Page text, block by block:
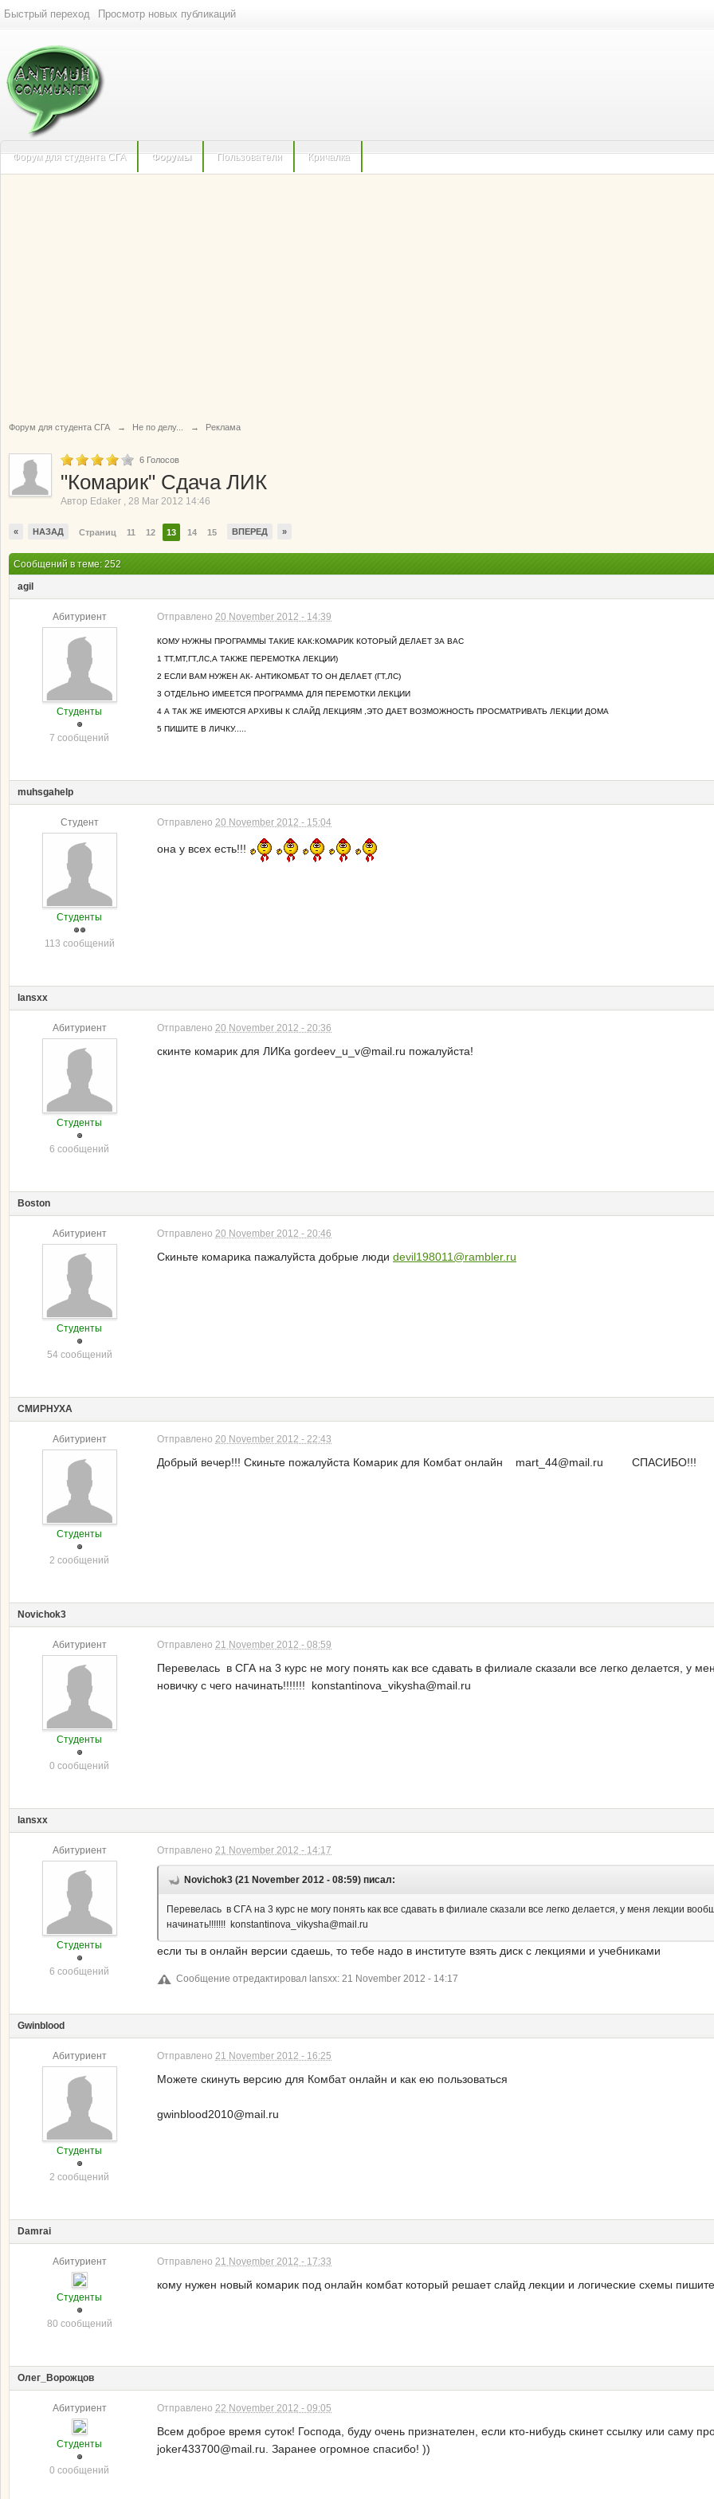
Быстрый переход Просмотр новых публикаций
Форум для студента СГА Форумы Пользователи Кричалка
Форум для студента СГА → Не по делу... → Реклама
6 Голосов
"Комарик" Сдача ЛИК
Автор Edaker , 28 Mar 2012 14:46
« НАЗАД Страниц 11 12 13 14 15 ВПЕРЕД »
Сообщений в теме: 252
agil
Абитуриент
Студенты
7 сообщений
Отправлено 20 November 2012 - 14:39
КОМУ НУЖНЫ ПРОГРАММЫ ТАКИЕ КАК:КОМАРИК КОТОРЫЙ ДЕЛАЕТ ЗА ВАС
1 ТТ,МТ,ГТ,ЛС,А ТАКЖЕ ПЕРЕМОТКА ЛЕКЦИИ)
2 ЕСЛИ ВАМ НУЖЕН АК- АНТИКОМБАТ ТО ОН ДЕЛАЕТ (ГТ,ЛС)
3 ОТДЕЛЬНО ИМЕЕТСЯ ПРОГРАММА ДЛЯ ПЕРЕМОТКИ ЛЕКЦИИ
4 А ТАК ЖЕ ИМЕЮТСЯ АРХИВЫ К СЛАЙД ЛЕКЦИЯМ ,ЭТО ДАЕТ ВОЗМОЖНОСТЬ ПРОСМАТРИВАТЬ ЛЕКЦИИ ДОМА
5 ПИШИТЕ В ЛИЧКУ.....
muhsgahelp
Студент
Студенты
113 сообщений
Отправлено 20 November 2012 - 15:04
она у всех есть!!!
lansxx
Абитуриент
Студенты
6 сообщений
Отправлено 20 November 2012 - 20:36
скинте комарик для ЛИКа gordeev_u_v@mail.ru пожалуйста!
Boston
Абитуриент
Студенты
54 сообщений
Отправлено 20 November 2012 - 20:46
Скиньте комарика пажалуйста добрые люди devil198011@rambler.ru
СМИРНУХА
Абитуриент
Студенты
2 сообщений
Отправлено 20 November 2012 - 22:43
Добрый вечер!!! Скиньте пожалуйста Комарик для Комбат онлайн mart_44@mail.ru СПАСИБО!!!
Novichok3
Абитуриент
Студенты
0 сообщений
Отправлено 21 November 2012 - 08:59
Перевелась в СГА на 3 курс не могу понять как все сдавать в филиале сказали все легко делается, у
новичку с чего начинать!!!!!!! konstantinova_vikysha@mail.ru
lansxx
Абитуриент
Студенты
6 сообщений
Отправлено 21 November 2012 - 14:17
Novichok3 (21 November 2012 - 08:59) писал:
Перевелась в СГА на 3 курс не могу понять как все сдавать в филиале сказали все легко делается, у меня лекции
начинать!!!!!!! konstantinova_vikysha@mail.ru
если ты в онлайн версии сдаешь, то тебе надо в институте взять диск с лекциями и учебниками
Сообщение отредактировал lansxx: 21 November 2012 - 14:17
Gwinblood
Абитуриент
Студенты
2 сообщений
Отправлено 21 November 2012 - 16:25
Можете скинуть версию для Комбат онлайн и как ею пользоваться
gwinblood2010@mail.ru
Damrai
Абитуриент
Студенты
80 сообщений
Отправлено 21 November 2012 - 17:33
кому нужен новый комарик под онлайн комбат который решает слайд лекции и логические схемы
Олег_Ворожцов
Абитуриент
Студенты
0 сообщений
Отправлено 22 November 2012 - 09:05
Всем доброе время суток! Господа, буду очень признателен, если кто-нибудь скинет ссылку или саму
joker433700@mail.ru. Заранее огромное спасибо! ))